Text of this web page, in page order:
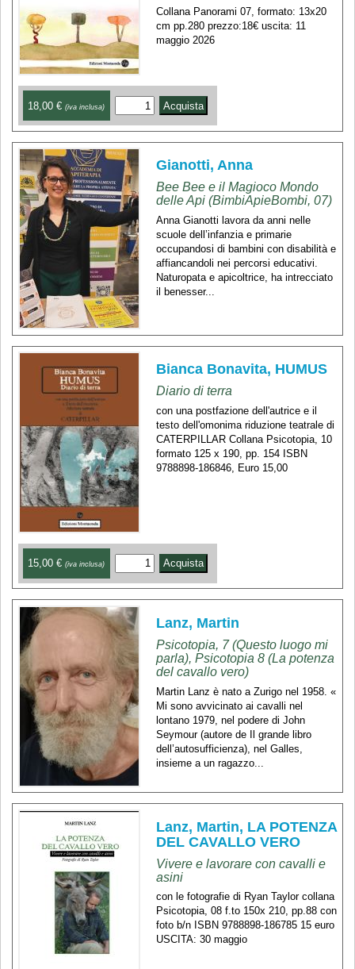
Collana Panorami 07, formato: 13x20
cm pp.280 prezzo:18€ uscita: 11
maggio 2026
18,00 € (iva inclusa)
Gianotti, Anna
Bee Bee e il Magioco Mondo
delle Api (BimbiApieBombi, 07)
Anna Gianotti lavora da anni nelle
scuole dell’infanzia e primarie
occupandosi di bambini con disabilità e
affiancandoli nei percorsi educativi.
Naturopata e apicoltrice, ha intrecciato
il benesser...
Bianca Bonavita, HUMUS
Diario di terra
con una postfazione dell'autrice e il
testo dell'omonima riduzione teatrale di
CATERPILLAR Collana Psicotopia, 10
formato 125 x 190, pp. 154 ISBN
9788898-186846, Euro 15,00
15,00 € (iva inclusa)
Lanz, Martin
Psicotopia, 7 (Questo luogo mi
parla), Psicotopia 8 (La potenza
del cavallo vero)
Martin Lanz è nato a Zurigo nel 1958. «
Mi sono avvicinato ai cavalli nel
lontano 1979, nel podere di John
Seymour (autore de Il grande libro
dell’autosufficienza), nel Galles,
insieme a un ragazzo...
Lanz, Martin, LA POTENZA
DEL CAVALLO VERO
Vivere e lavorare con cavalli e
asini
con le fotografie di Ryan Taylor collana
Psicotopia, 08 f.to 150x 210, pp.88 con
foto b/n ISBN 9788898-186785 15 euro
USCITA: 30 maggio